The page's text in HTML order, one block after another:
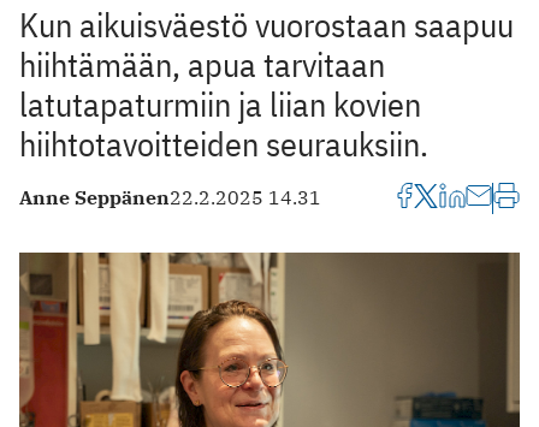
Kun aikuisväestö vuorostaan saapuu
hiihtämään, apua tarvitaan
latutapaturmiin ja liian kovien
hiihtotavoitteiden seurauksiin.
Anne Seppänen22.2.2025 14.31